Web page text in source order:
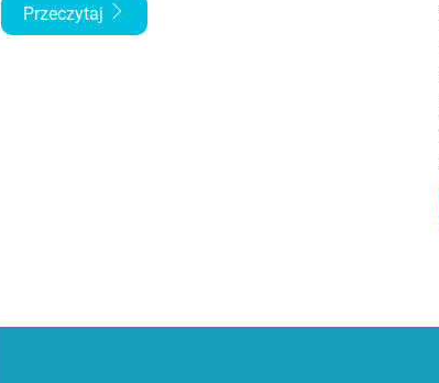
Przeczytaj